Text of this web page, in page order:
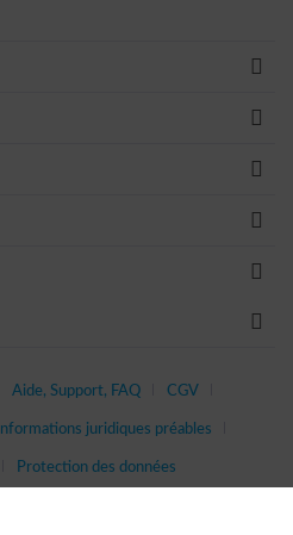
Aide, Support, FAQ CGV
Informations juridiques préables
Protection des données